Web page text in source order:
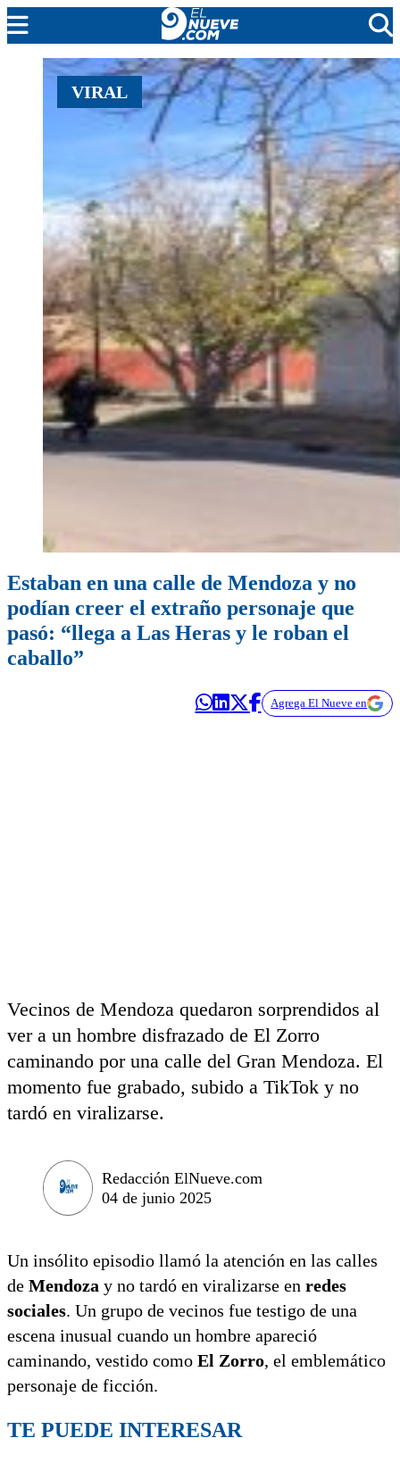
MENDOZA
CADA DÍA
PROTAGONISTAS
EL NUEVE STREAMS
PROGRAMACIÓN
EN VIVO
VIRAL
Estaban en una calle de Mendoza y no
podían creer el extraño personaje que
pasó: “llega a Las Heras y le roban el
caballo”
Agrega El Nueve en
Vecinos de Mendoza quedaron sorprendidos al
ver a un hombre disfrazado de El Zorro
caminando por una calle del Gran Mendoza. El
momento fue grabado, subido a TikTok y no
tardó en viralizarse.
Redacción ElNueve.com
04 de junio 2025
Un insólito episodio llamó la atención en las calles
de Mendoza y no tardó en viralizarse en redes
sociales. Un grupo de vecinos fue testigo de una
escena inusual cuando un hombre apareció
caminando, vestido como El Zorro, el emblemático
personaje de ficción.
TE PUEDE INTERESAR